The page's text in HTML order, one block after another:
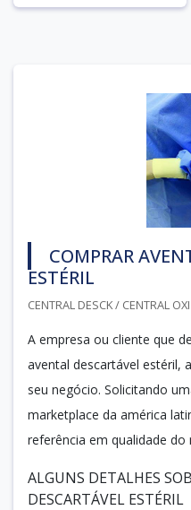
COMPRAR
ESTÉRIL
CENTRAL DESCK / CENTRAL
A empresa ou cliente que
avental descartável estéril,
seu negócio. Solicitando
marketplace da américa
referência em qualidade do
ALGUNS DETALHES
DESCARTÁVEL ESTÉRIL